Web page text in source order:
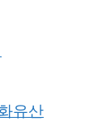
유산